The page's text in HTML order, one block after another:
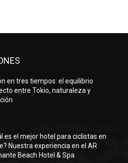
en tres tiempos: el equilibrio
entre Tokio, naturaleza y
es el mejor hotel para ciclistas en
Nuestra experiencia en el AR
Beach Hotel & Spa